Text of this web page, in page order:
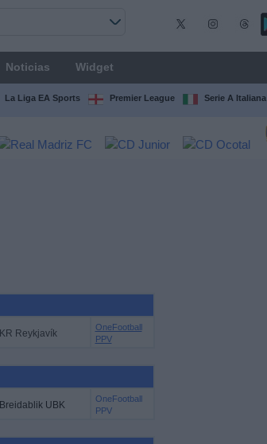
Noticias Widget
La Liga EA Sports Premier League Serie A Italiana
KR Reykjavík
OneFootball
PPV
Breidablik UBK
OneFootball
PPV